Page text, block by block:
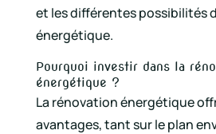
et les différentes possibilités
énergétique.
Pourquoi investir dans la
énergétique ?
La rénovation énergétique
avantages, tant sur le plan